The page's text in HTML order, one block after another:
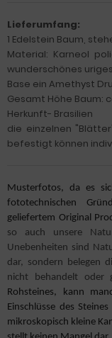
Lieferumfang:
1 Edelstein Baum,
Material: Karneol
wunderschönes
Base ein Amethyst
Gesamt Höhe Baum:
Herkunft- Brasilien
die einzelnen
befestigt können
Musterfotos, da es
fototechnischen
geliefertem Original
so auch unsere
Unebenheiten sind
dar, sondern belegen
nicht behandelt oder
Rohsteines, kann
Einschlüsse des
mikroskopisch kleine